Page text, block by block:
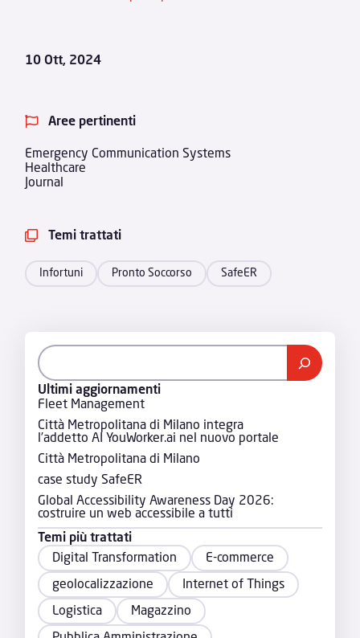
10 Ott, 2024
 Aree pertinenti
Emergency Communication Systems
Healthcare
Journal
 Temi trattati
Infortuni Pronto Soccorso SafeER
Ultimi aggiornamenti
Fleet Management
Città Metropolitana di Milano integra
l’addetto AI YouWorker.ai nel nuovo portale
Città Metropolitana di Milano
case study SafeER
Global Accessibility Awareness Day 2026:
costruire un web accessibile a tutti
Temi più trattati
Digital Transformation
E-commerce
geolocalizzazione
Internet of Things
Logistica
Magazzino